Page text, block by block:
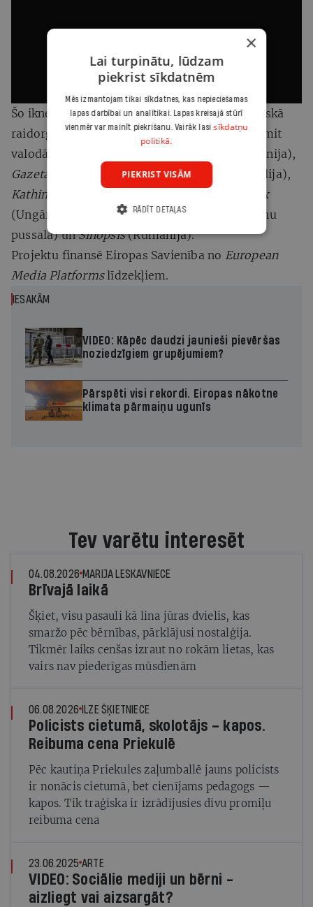
Šo iknedēļas raidījumu veido Eiropas sabiedriskā
raidorganizācija ARTE. Tas tiek publicēts desmit
valodās, pateicoties sadarbībai ar
(Spānija),
Gazeta Wyborcza
(Polija),Internazionale
(Itālija),
Kathimerini
Telex
(Ungārija),
(Latvija),Balkan Insight
(Balkānu
pussala) unSinopsis(Rumānija).
Projektu finansē Eiropas Savienība no European
Media Platformslīdzekļiem.
IESAKĀM
VIDEO: Kāpēc daudzi jaunieši pievēršas
noziedzīgiem grupējumiem?
Pārspēti visi rekordi. Eiropas nākotne
klimata pārmaiņu ugunīs
Tev varētu interesēt
04.08.2026 MARIJA LESKAVNIECE
Brīvajā laikā
Šķiet, visu pasauli kā lina jūras dvielis, kas
smaržo pēc bērnības, pārklājusi nostalģija.
Tikmēr laiks cenšas izraut no rokām lietas, kas
vairs nav piederīgas mūsdienām
06.08.2026 ILZE ŠĶIETNIECE
Policists cietumā, skolotājs – kapos.
Reibuma cena Priekulē
Pēc kautiņa Priekules zaļumballē jauns policists
ir nonācis cietumā, bet cienījams pedagogs —
kapos. Tik traģiska ir izrādījusies divu promiļu
reibuma cena
23.06.2025 ARTE
VIDEO: Sociālie mediji un bērni -
aizliegt vai aizsargāt?
×
Lai turpinātu, lūdzam
piekrist sīkdatnēm
Mēs izmantojam tikai sīkdatnes, kas nepieciešamas
lapas darbībai un analītikai. Lapas kreisajā stūrī
vienmēr var mainīt piekrišanu. Vairāk lasisīkdatņu
politikā.
PIEKRIST VISĀM
RĀDĪT DETAĻAS